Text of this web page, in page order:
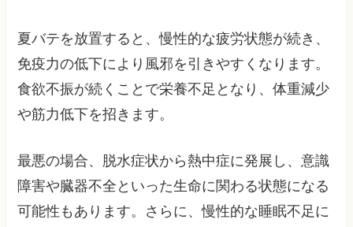
夏バテを放置すると、慢性的な疲労状態が続き、
免疫力の低下により風邪を引きやすくなります。
食欲不振が続くことで栄養不足となり、体重減少
や筋力低下を招きます。
最悪の場合、脱水症状から熱中症に発展し、意識
障害や臓器不全といった生命に関わる状態になる
可能性もあります。さらに、慢性的な睡眠不足に